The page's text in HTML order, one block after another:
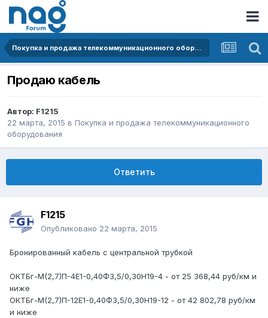
Покупка и продажа телекоммуникационного оборудования
Продаю кабель
Автор: F1215
22 марта, 2015 в Покупка и продажа телекоммуникационного
оборудования
Ответить
F1215
Опубликовано 22 марта, 2015
Бронированный кабель с центральной трубкой
ОКТБг-М(2,7)П-4Е1-0,40Ф3,5/0,30Н19-4 - от 25 368,44 руб/км и
ниже
ОКТБг-М(2,7)П-12Е1-0,40Ф3,5/0,30Н19-12 - от 42 802,78 руб/км
и ниже